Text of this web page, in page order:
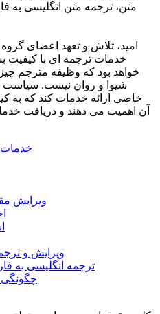
متن، ترجمه متن انگلیسی به
امید، تلاش و تعهد اعضای
خدمات ترجمه ای با کیفیت
خواهد بود که وظیفه مترجم
شیوا و روان نیست. سیاست
خاصی ارائه خدمات کند که به
آن اهمیت می دهند و دریافت
خدمات
ویرایش
ویرایش و
ترجمه انگلیسی به
چگونگی